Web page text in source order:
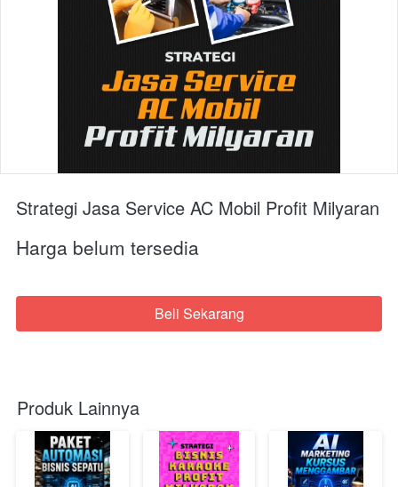
Strategi Jasa Service AC Mobil Profit Milyaran
Harga belum tersedia
`Beli Sekarang
Produk Lainnya